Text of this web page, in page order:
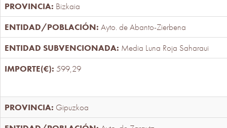
Bizkaia
Ayto. de Abanto-Zierbena
Media Luna Roja Saharaui
599,29
Gipuzkoa